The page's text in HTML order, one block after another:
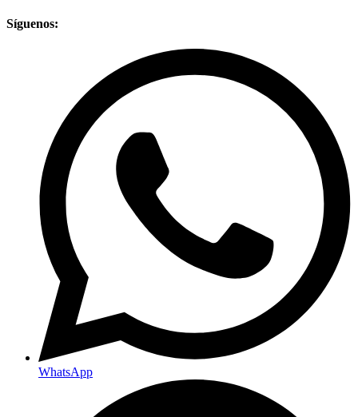
Síguenos:
WhatsApp